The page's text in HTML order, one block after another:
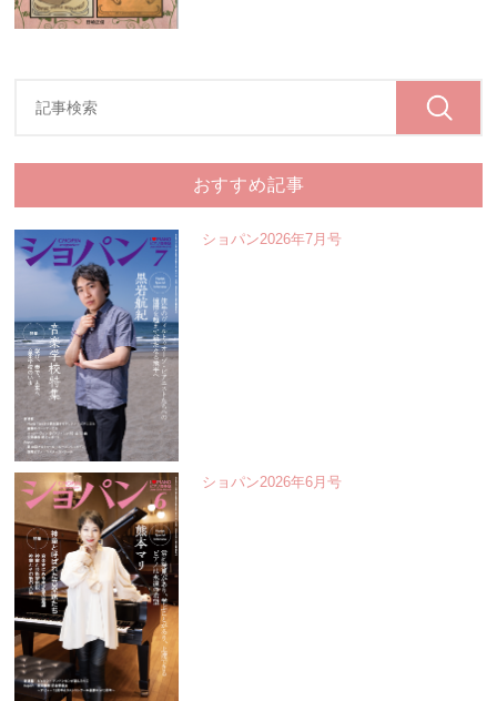
おすすめ記事
ショパン2026年7月号
ショパン2026年6月号